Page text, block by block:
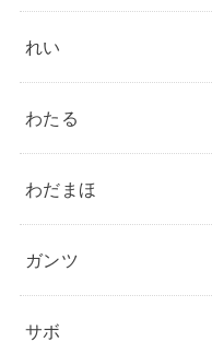
れい
わたる
わだまほ
ガンツ
サボ